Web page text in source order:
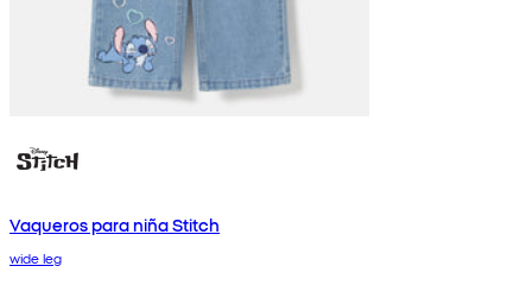
Vaqueros para niña Stitch
wide leg